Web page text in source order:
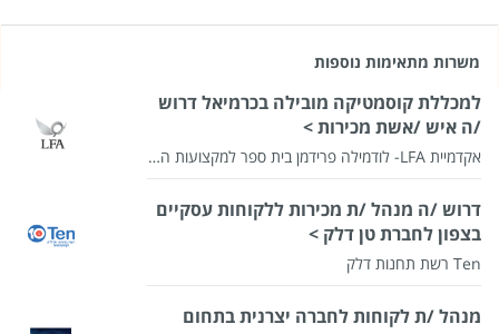
משרות מתאימות נוספות
למכללת קוסמטיקה מובילה בכרמיאל דרוש
/ה איש /אשת מכירות >
אקדמיית LFA- לודמילה פרידמן בית ספר למקצועות היופי ולמקצועות חופשיים בע"מ
דרוש /ה מנהל /ת מכירות ללקוחות עסקיים
בצפון לחברת טן דלק >
Ten רשת תחנות דלק
מנהל /ת לקוחות לחברה יצרנית בתחום